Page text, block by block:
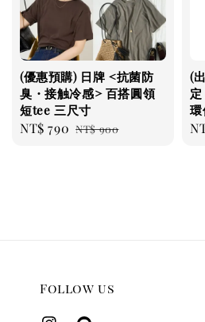
(優惠預購) 日牌 <抗菌防
臭・接触冷感> 百搭圓領
短tee 三尺寸
Sale
NT$ 790 Regular
NT$ 900
(
環
Follow us